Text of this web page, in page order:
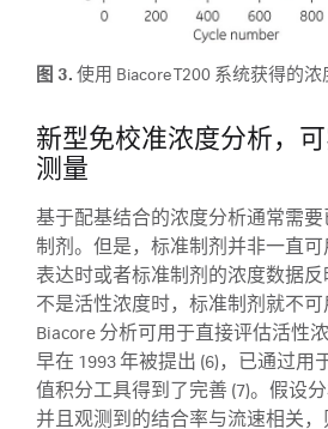
图 3. 使用 Biacore T200 系统获得的浓
新型免校准浓度分析，
测量
基于配基结合的浓度分析通常需
制剂。但是，标准制剂并非一直
表达时或者标准制剂的浓度数据
不是活性浓度时，标准制剂就不可
Biacore 分析可用于直接评估活性
早在 1993 年被提出 (6)，已通过用
值积分工具得到了完善 (7)。假设
并且观测到的结合率与流速相关，